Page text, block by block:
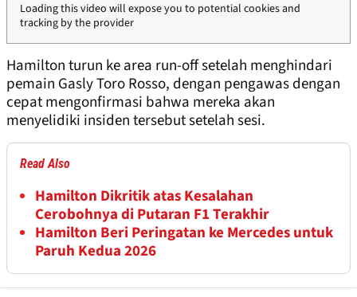
Loading this video will expose you to potential cookies and
tracking by the provider
Hamilton turun ke area run-off setelah menghindari
pemain Gasly Toro Rosso, dengan pengawas dengan
cepat mengonfirmasi bahwa mereka akan
menyelidiki insiden tersebut setelah sesi.
Read Also
Hamilton Dikritik atas Kesalahan
Cerobohnya di Putaran F1 Terakhir
Hamilton Beri Peringatan ke Mercedes untuk
Paruh Kedua 2026